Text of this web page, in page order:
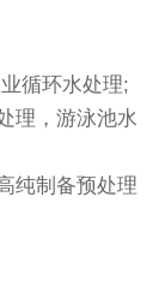
循环水处理;
理，游泳池水
纯制备预处理